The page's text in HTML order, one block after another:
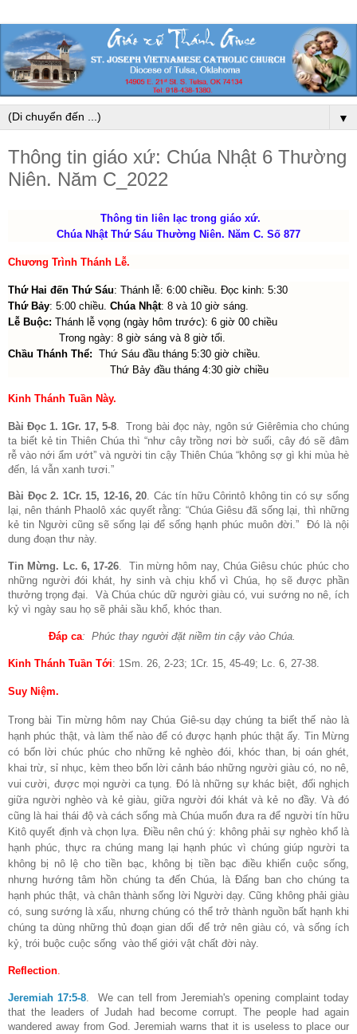
▼
Thông tin giáo xứ: Chúa Nhật 6 Thường
Niên. Năm C_2022
Thông tin liên lạc trong giáo xứ.
Chúa Nhật Thứ Sáu Thường Niên. Năm C. Số 877
Chương Trình Thánh Lễ.
Thứ Hai đến Thứ Sáu: Thánh lễ: 6:00 chiều. Đọc kinh: 5:30
Thứ Bảy: 5:00 chiều. Chúa Nhật: 8 và 10 giờ sáng.
Lễ Buộc: Thánh lễ vọng (ngày hôm trước): 6 giờ 00 chiều
Trong ngày: 8 giờ sáng và 8 giờ tối.
Chầu Thánh Thể: Thứ Sáu đầu tháng 5:30 giờ chiều.
Thứ Bảy đầu tháng 4:30 giờ chiều
Kinh Thánh Tuần Này.
Bài Đọc 1. 1Gr. 17, 5-8
Trong bài đọc này, ngôn sứ Giêrêmia cho chúng
ta biết kẻ tin Thiên Chúa thì “như cây trồng nơi bờ suối, cây đó sẽ đâm
rễ vào nới ẩm ướt” và người tin cậy Thiên Chúa “không sợ gì khi mùa hè
đến, lá vẫn xanh tươi.”
Bài Đọc 2. 1Cr. 15, 12-16, 20. Các tín hữu Côrintô không tin có sự sống
lại, nên thánh Phaolô xác quyết rằng: “Chúa Giêsu đã sống lại, thì những
kẻ tin Người cũng sẽ sống lại để sống hạnh phúc muôn đời.”
Đó là nội
dung đoạn thư này.
Tin Mừng. Lc. 6, 17-26.
Tin mừng hôm nay, Chúa Giêsu chúc phúc cho
những người đói khát, hy sinh và chịu khổ vì Chúa, họ sẽ được phần
thưởng trọng đại.
Và Chúa chúc dữ người giàu có, vui sướng no nê, ích
kỷ vì ngày sau họ sẽ phải sầu khổ, khóc than.
Đáp ca: Phúc thay người đặt niềm tin cậy vào Chúa.
Kinh Thánh Tuần Tới: 1Sm. 26, 2-23; 1Cr. 15, 45-49; Lc. 6, 27-38.
Suy Niệm.
Trong bài Tin mừng hôm nay Chúa Giê-su dạy chúng ta biết thế nào là
hạnh phúc thật, và làm thế nào để có được hạnh phúc thật ấy. Tin Mừng
có bốn lời chúc phúc cho những kẻ nghèo đói, khóc than, bị oán ghét,
khai trừ, sỉ nhục, kèm theo bốn lời cảnh báo những người giàu có, no nê,
vui cười, được mọi người ca tụng. Đó là những sự khác biệt, đối nghịch
giữa người nghèo và kẻ giàu, giữa người đói khát và kẻ no đầy. Và đó
cũng là hai thái độ và cách sống mà Chúa muốn đưa ra để người tín hữu
Kitô quyết định và chọn lựa. Điều nên chú ý: không phải sự nghèo khổ là
hạnh phúc, thực ra chúng mang lại hạnh phúc vì chúng giúp người ta
không bị nô lệ cho tiền bạc, không bị tiền bạc điều khiển cuộc sống,
nhưng hướng tâm hồn chúng ta đến Chúa, là Đấng ban cho chúng ta
hạnh phúc thật, và chân thành sống lời Người dạy. Cũng không phải giàu
có, sung sướng là xấu, nhưng chúng có thể trở thành nguồn bất hạnh khi
chúng ta dùng những thủ đoạn gian dối để trở nên giàu có, và sống ích
kỷ, trói buộc cuộc sống vào thế giới vật chất đời này.
Reflection.
Jeremiah 17:5-8.
We can tell from Jeremiah's opening complaint today
that the leaders of Judah had become corrupt. The people had again
wandered away from God. Jeremiah warns that it is useless to place our